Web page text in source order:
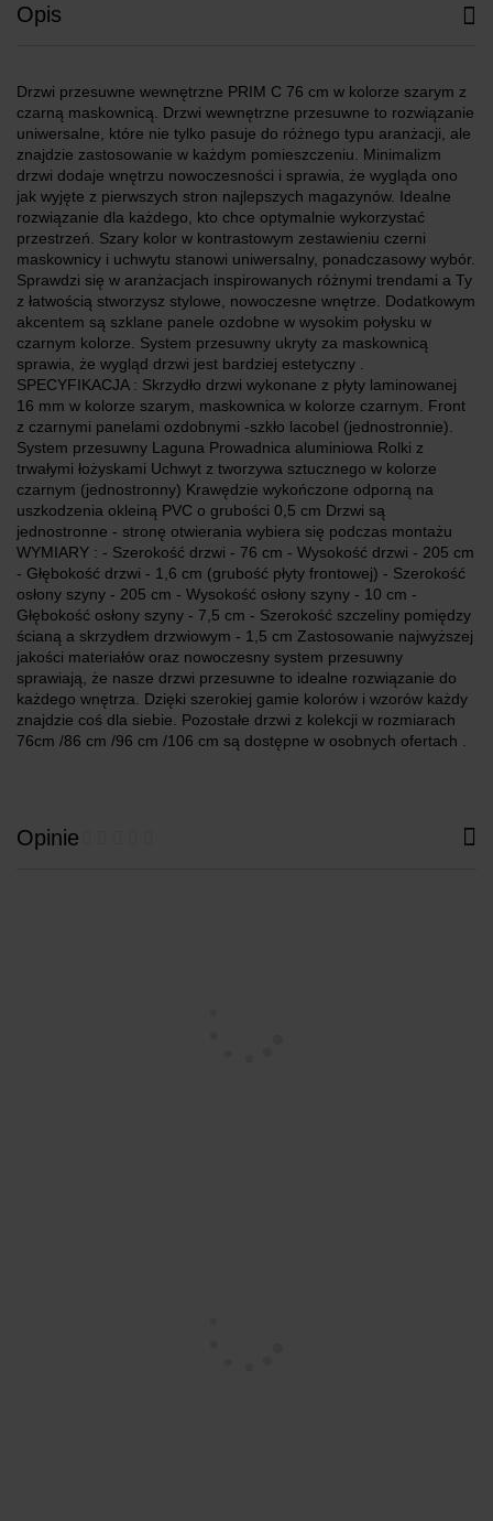
Opis
Drzwi przesuwne wewnętrzne PRIM C 76 cm w kolorze szarym z
czarną maskownicą. Drzwi wewnętrzne przesuwne to rozwiązanie
uniwersalne, które nie tylko pasuje do różnego typu aranżacji, ale
znajdzie zastosowanie w każdym pomieszczeniu. Minimalizm
drzwi dodaje wnętrzu nowoczesności i sprawia, że wygląda ono
jak wyjęte z pierwszych stron najlepszych magazynów. Idealne
rozwiązanie dla każdego, kto chce optymalnie wykorzystać
przestrzeń. Szary kolor w kontrastowym zestawieniu czerni
maskownicy i uchwytu stanowi uniwersalny, ponadczasowy wybór.
Sprawdzi się w aranżacjach inspirowanych różnymi trendami a Ty
z łatwością stworzysz stylowe, nowoczesne wnętrze. Dodatkowym
akcentem są szklane panele ozdobne w wysokim połysku w
czarnym kolorze. System przesuwny ukryty za maskownicą
sprawia, że wygląd drzwi jest bardziej estetyczny .
SPECYFIKACJA : Skrzydło drzwi wykonane z płyty laminowanej
16 mm w kolorze szarym, maskownica w kolorze czarnym. Front
z czarnymi panelami ozdobnymi -szkło lacobel (jednostronnie).
System przesuwny Laguna Prowadnica aluminiowa Rolki z
trwałymi łożyskami Uchwyt z tworzywa sztucznego w kolorze
czarnym (jednostronny) Krawędzie wykończone odporną na
uszkodzenia okleiną PVC o grubości 0,5 cm Drzwi są
jednostronne - stronę otwierania wybiera się podczas montażu
WYMIARY : - Szerokość drzwi - 76 cm - Wysokość drzwi - 205 cm
- Głębokość drzwi - 1,6 cm (grubość płyty frontowej) - Szerokość
osłony szyny - 205 cm - Wysokość osłony szyny - 10 cm -
Głębokość osłony szyny - 7,5 cm - Szerokość szczeliny pomiędzy
ścianą a skrzydłem drzwiowym - 1,5 cm Zastosowanie najwyższej
jakości materiałów oraz nowoczesny system przesuwny
sprawiają, że nasze drzwi przesuwne to idealne rozwiązanie do
każdego wnętrza. Dzięki szerokiej gamie kolorów i wzorów każdy
znajdzie coś dla siebie. Pozostałe drzwi z kolekcji w rozmiarach
76cm /86 cm /96 cm /106 cm są dostępne w osobnych ofertach .
Opinie